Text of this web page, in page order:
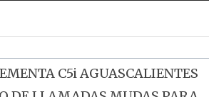
C5i AGUASCALIENTES